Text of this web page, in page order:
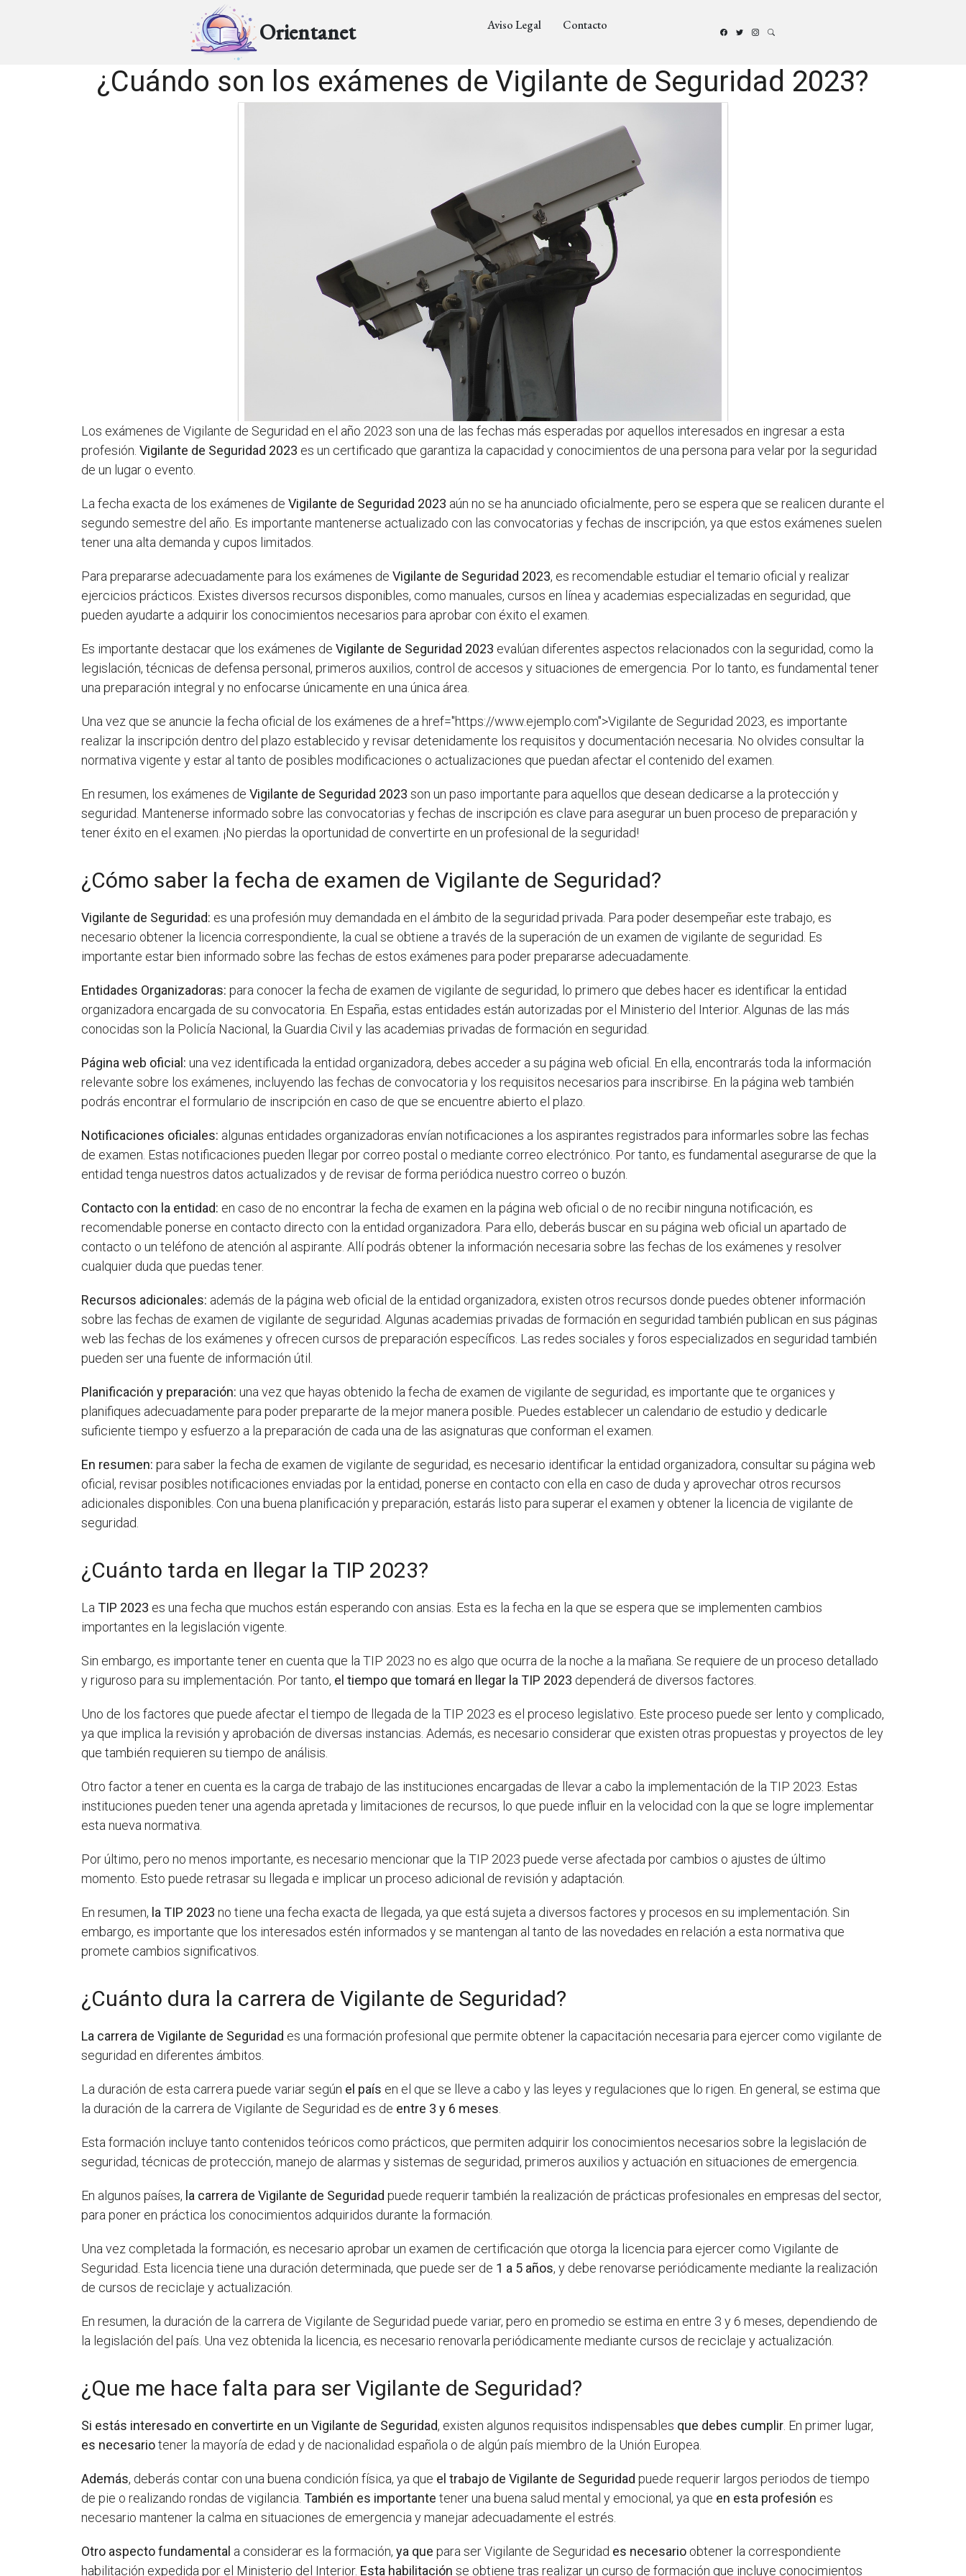
Orientanet Aviso Legal Contacto
¿Cuándo son los exámenes de Vigilante de Seguridad 2023?
Los exámenes de Vigilante de Seguridad en el año 2023 son una de las fechas más esperadas por aquellos interesados en ingresar a esta
profesión.Vigilante de Seguridad 2023 es un certificado que garantiza la capacidad y conocimientos de una persona para velar por la seguridad
de un lugar o evento.
La fecha exacta de los exámenes deVigilante de Seguridad 2023 aún no se ha anunciado oficialmente, pero se espera que se realicen durante el
segundo semestre del año. Es importante mantenerse actualizado con las convocatorias y fechas de inscripción, ya que estos exámenes suelen
tener una alta demanda y cupos limitados.
Para prepararse adecuadamente para los exámenes deVigilante de Seguridad 2023, es recomendable estudiar el temario oficial y realizar
ejercicios prácticos. Existes diversos recursos disponibles, como manuales, cursos en línea y academias especializadas en seguridad, que
pueden ayudarte a adquirir los conocimientos necesarios para aprobar con éxito el examen.
Es importante destacar que los exámenes deVigilante de Seguridad 2023 evalúan diferentes aspectos relacionados con la seguridad, como la
legislación, técnicas de defensa personal, primeros auxilios, control de accesos y situaciones de emergencia. Por lo tanto, es fundamental tener
una preparación integral y no enfocarse únicamente en una única área.
Una vez que se anuncie la fecha oficial de los exámenes de a href="https://www.ejemplo.com">Vigilante de Seguridad 2023, es importante
realizar la inscripción dentro del plazo establecido y revisar detenidamente los requisitos y documentación necesaria. No olvides consultar la
normativa vigente y estar al tanto de posibles modificaciones o actualizaciones que puedan afectar el contenido del examen.
En resumen, los exámenes deVigilante de Seguridad 2023 son un paso importante para aquellos que desean dedicarse a la protección y
seguridad. Mantenerse informado sobre las convocatorias y fechas de inscripción es clave para asegurar un buen proceso de preparación y
tener éxito en el examen. ¡No pierdas la oportunidad de convertirte en un profesional de la seguridad!
¿Cómo saber la fecha de examen de Vigilante de Seguridad?
Vigilante de Seguridad: es una profesión muy demandada en el ámbito de la seguridad privada. Para poder desempeñar este trabajo, es
necesario obtener la licencia correspondiente, la cual se obtiene a través de la superación de un examen de vigilante de seguridad. Es
importante estar bien informado sobre las fechas de estos exámenes para poder prepararse adecuadamente.
Entidades Organizadoras: para conocer la fecha de examen de vigilante de seguridad, lo primero que debes hacer es identificar la entidad
organizadora encargada de su convocatoria. En España, estas entidades están autorizadas por el Ministerio del Interior. Algunas de las más
conocidas son la Policía Nacional, la Guardia Civil y las academias privadas de formación en seguridad.
Página web oficial: una vez identificada la entidad organizadora, debes acceder a su página web oficial. En ella, encontrarás toda la información
relevante sobre los exámenes, incluyendo las fechas de convocatoria y los requisitos necesarios para inscribirse. En la página web también
podrás encontrar el formulario de inscripción en caso de que se encuentre abierto el plazo.
Notificaciones oficiales: algunas entidades organizadoras envían notificaciones a los aspirantes registrados para informarles sobre las fechas
de examen. Estas notificaciones pueden llegar por correo postal o mediante correo electrónico. Por tanto, es fundamental asegurarse de que la
entidad tenga nuestros datos actualizados y de revisar de forma periódica nuestro correo o buzón.
Contacto con la entidad: en caso de no encontrar la fecha de examen en la página web oficial o de no recibir ninguna notificación, es
recomendable ponerse en contacto directo con la entidad organizadora. Para ello, deberás buscar en su página web oficial un apartado de
contacto o un teléfono de atención al aspirante. Allí podrás obtener la información necesaria sobre las fechas de los exámenes y resolver
cualquier duda que puedas tener.
Recursos adicionales: además de la página web oficial de la entidad organizadora, existen otros recursos donde puedes obtener información
sobre las fechas de examen de vigilante de seguridad. Algunas academias privadas de formación en seguridad también publican en sus páginas
web las fechas de los exámenes y ofrecen cursos de preparación específicos. Las redes sociales y foros especializados en seguridad también
pueden ser una fuente de información útil.
Planificación y preparación: una vez que hayas obtenido la fecha de examen de vigilante de seguridad, es importante que te organices y
planifiques adecuadamente para poder prepararte de la mejor manera posible. Puedes establecer un calendario de estudio y dedicarle
suficiente tiempo y esfuerzo a la preparación de cada una de las asignaturas que conforman el examen.
En resumen: para saber la fecha de examen de vigilante de seguridad, es necesario identificar la entidad organizadora, consultar su página web
oficial, revisar posibles notificaciones enviadas por la entidad, ponerse en contacto con ella en caso de duda y aprovechar otros recursos
adicionales disponibles. Con una buena planificación y preparación, estarás listo para superar el examen y obtener la licencia de vigilante de
seguridad.
¿Cuánto tarda en llegar la TIP 2023?
LaTIP 2023 es una fecha que muchos están esperando con ansias. Esta es la fecha en la que se espera que se implementen cambios
importantes en la legislación vigente.
Sin embargo, es importante tener en cuenta que la TIP 2023 no es algo que ocurra de la noche a la mañana. Se requiere de un proceso detallado
y riguroso para su implementación. Por tanto, el tiempo que tomará en llegar la TIP 2023 dependerá de diversos factores.
Uno de los factores que puede afectar el tiempo de llegada de la TIP 2023 es el proceso legislativo. Este proceso puede ser lento y complicado,
ya que implica la revisión y aprobación de diversas instancias. Además, es necesario considerar que existen otras propuestas y proyectos de ley
que también requieren su tiempo de análisis.
Otro factor a tener en cuenta es la carga de trabajo de las instituciones encargadas de llevar a cabo la implementación de la TIP 2023. Estas
instituciones pueden tener una agenda apretada y limitaciones de recursos, lo que puede influir en la velocidad con la que se logre implementar
esta nueva normativa.
Por último, pero no menos importante, es necesario mencionar que la TIP 2023 puede verse afectada por cambios o ajustes de último
momento. Esto puede retrasar su llegada e implicar un proceso adicional de revisión y adaptación.
En resumen, la TIP 2023 no tiene una fecha exacta de llegada, ya que está sujeta a diversos factores y procesos en su implementación. Sin
embargo, es importante que los interesados estén informados y se mantengan al tanto de las novedades en relación a esta normativa que
promete cambios significativos.
¿Cuánto dura la carrera de Vigilante de Seguridad?
La carrera de Vigilante de Seguridad es una formación profesional que permite obtener la capacitación necesaria para ejercer como vigilante de
seguridad en diferentes ámbitos.
La duración de esta carrera puede variar según el país en el que se lleve a cabo y las leyes y regulaciones que lo rigen. En general, se estima que
la duración de la carrera de Vigilante de Seguridad es de entre 3 y 6 meses
Esta formación incluye tanto contenidos teóricos como prácticos, que permiten adquirir los conocimientos necesarios sobre la legislación de
seguridad, técnicas de protección, manejo de alarmas y sistemas de seguridad, primeros auxilios y actuación en situaciones de emergencia.
En algunos países, la carrera de Vigilante de Seguridad puede requerir también la realización de prácticas profesionales en empresas del sector,
para poner en práctica los conocimientos adquiridos durante la formación.
Una vez completada la formación, es necesario aprobar un examen de certificación que otorga la licencia para ejercer como Vigilante de
Seguridad. Esta licencia tiene una duración determinada, que puede ser de 1 a 5 años, y debe renovarse periódicamente mediante la realización
de cursos de reciclaje y actualización.
En resumen, la duración de la carrera de Vigilante de Seguridad puede variar, pero en promedio se estima en entre 3 y 6 meses, dependiendo de
la legislación del país. Una vez obtenida la licencia, es necesario renovarla periódicamente mediante cursos de reciclaje y actualización.
¿Que me hace falta para ser Vigilante de Seguridad?
Si estás interesado en convertirte en un Vigilante de Seguridad, existen algunos requisitos indispensables que debes cumplir . En primer lugar,
es necesariotener la mayoría de edad y de nacionalidad española o de algún país miembro de la Unión Europea.
Además, deberás contar con una buena condición física, ya que el trabajo de Vigilante de Seguridad puede requerir largos periodos de tiempo
de pie o realizando rondas de vigilancia.También es importante tener una buena salud mental y emocional, ya que en esta profesión es
necesario mantener la calma en situaciones de emergencia y manejar adecuadamente el estrés.
Otro aspecto fundamental a considerar es la formación,ya que para ser Vigilante de Seguridad es necesario obtener la correspondiente
habilitación expedida por el Ministerio del Interior. Esta habilitación se obtiene tras realizar un curso de formación que incluye conocimientos